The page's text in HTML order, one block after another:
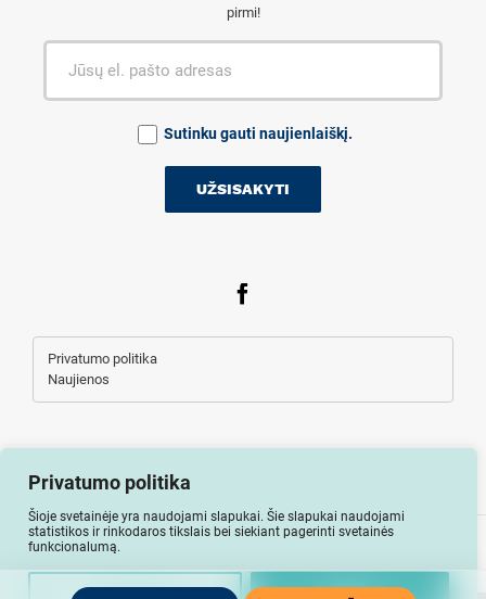
Privatumo politika
Šioje svetainėje yra naudojami slapukai. Šie slapukai naudojami
statistikos ir rinkodaros tikslais bei siekiant pagerinti svetainės
funkcionalumą.
pirmi!
Sutinku gauti naujienlaiškį.
Privatumo politika
Naujienos
Visos teisės saugomos © Auto-lizingu.lt 2026